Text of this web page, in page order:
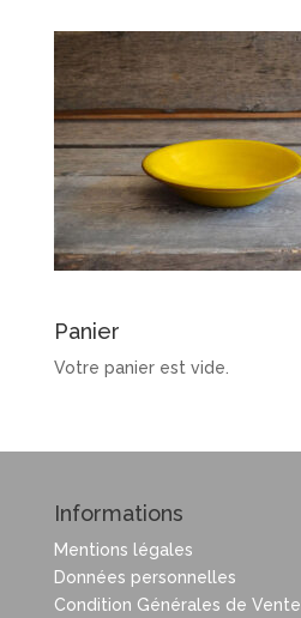
Panier
Votre panier est vide.
Informations
Mentions légales
Données personnelles
Condition Générales de Vente